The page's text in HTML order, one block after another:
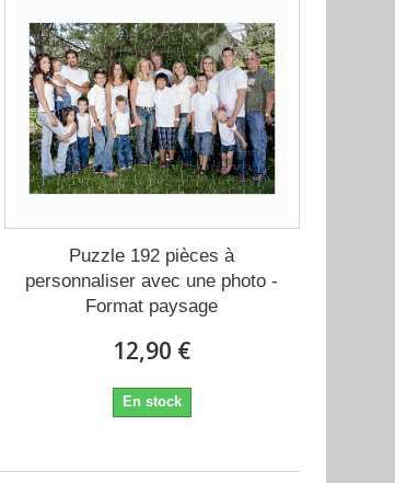
Puzzle 192 pièces à
personnaliser avec une photo -
Format paysage
12,90 €
En stock